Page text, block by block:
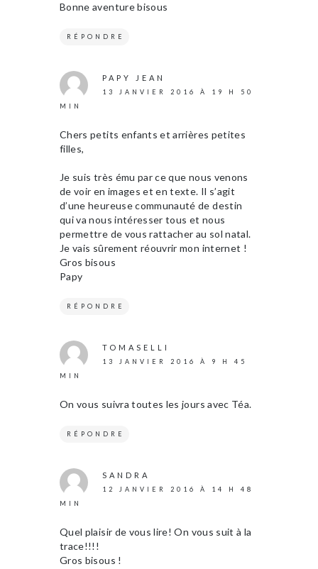
Bonne aventure bisous
RÉPONDRE
PAPY JEAN
13 JANVIER 2016 À 19 H 50
MIN
Chers petits enfants et arrières petites
filles,
Je suis très ému par ce que nous venons
de voir en images et en texte. Il s’agit
d’une heureuse communauté de destin
qui va nous intéresser tous et nous
permettre de vous rattacher au sol natal.
Je vais sûrement réouvrir mon internet !
Gros bisous
Papy
RÉPONDRE
TOMASELLI
13 JANVIER 2016 À 9 H 45
MIN
On vous suivra toutes les jours avec Téa.
RÉPONDRE
SANDRA
12 JANVIER 2016 À 14 H 48
MIN
Quel plaisir de vous lire! On vous suit à la
trace!!!!
Gros bisous !